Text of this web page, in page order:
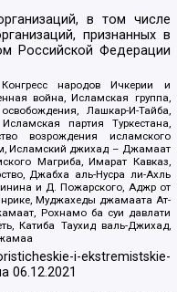
в том числе
признанных в
Российской Федерации
народов Ичкерии и
война, Исламская группа,
Лашкар-И-Тайба,
партия Туркестана,
возрождения исламского
Исламский джихад – Джамаат
Магриба, Имарат Кавказ,
Джабха аль-Нусра ли-Ахль
и Д. Пожарского, Аджр от
Муджахеды джамаата Ат-
Рохнамо ба суи давлати
Катиба Таухид валь-Джихад,
i-ekstremistskie-
06.12.2021